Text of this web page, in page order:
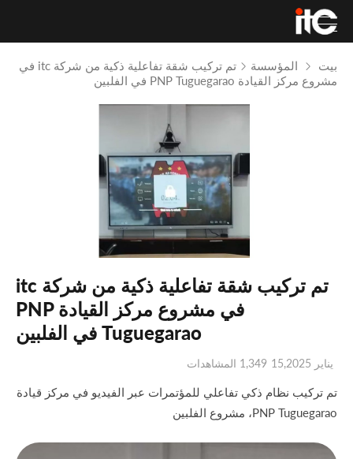
بيت المؤسسة
تم تركيب شقة تفاعلية ذكية من شركة itc في
مشروع مركز القيادة PNP Tuguegarao في الفلبين
تم تركيب شقة تفاعلية ذكية من شركة itc
في مشروع مركز القيادة PNP
Tuguegarao في الفلبين
يناير 15,2025 1,349 المشاهدات
تم تركيب نظام ذكي تفاعلي للمؤتمرات عبر الفيديو في مركز قيادة
PNP Tuguegarao، مشروع الفلبين